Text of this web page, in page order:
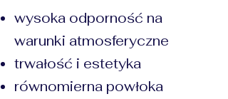
wysoka odporność na
warunki atmosferyczne
trwałość i estetyka
równomierna powłoka